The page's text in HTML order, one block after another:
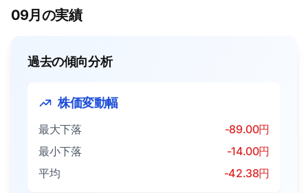
09月の実績
過去の傾向分析
株価変動幅
最大下落
-89.00円
最小下落
-14.00円
平均
-42.38円